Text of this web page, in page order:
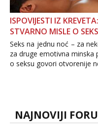
ISPOVIJESTI IZ
STVARNO MISLE O
Seks na jednu noć – za
za druge emotivna minska
o seksu govori otvorenije
dalje izaziva burne
NAJNOVIJI